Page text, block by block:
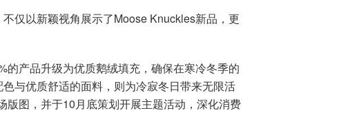
仅以新颖视角展示了Moose Knuckles新品，更
产品升级为优质鹅绒填充，确保在寒冷冬季的
与优质舒适的面料，则为冷寂冬日带来无限活
图，并于10月底策划开展主题活动，深化消费